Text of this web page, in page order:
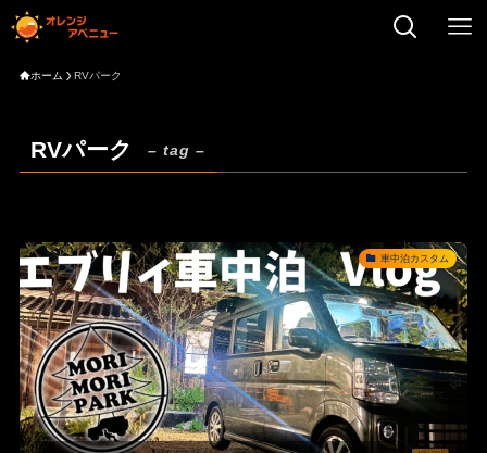
ホーム RVパーク
RVパーク – tag –
車中泊カスタム